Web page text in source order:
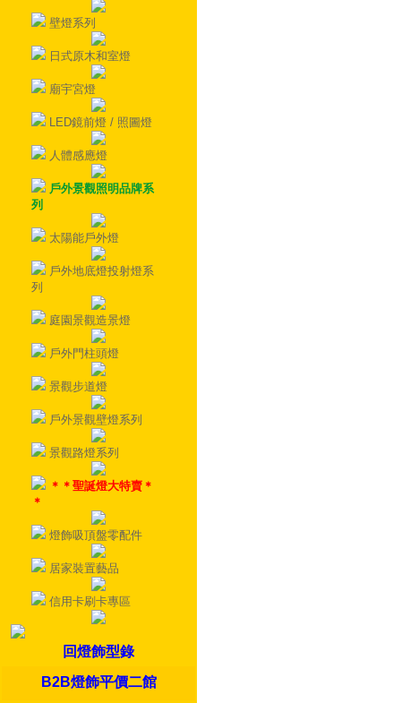
壁燈系列
日式原木和室燈
廟宇宮燈
LED鏡前燈 / 照圖燈
人體感應燈
戶外景觀照明品牌系
列
太陽能戶外燈
戶外地底燈投射燈系
列
庭園景觀造景燈
戶外門柱頭燈
景觀步道燈
戶外景觀壁燈系列
景觀路燈系列
＊＊聖誕燈大特賣＊
＊
燈飾吸頂盤零配件
居家裝置藝品
信用卡刷卡專區
回燈飾型錄
B2B燈飾平價二館